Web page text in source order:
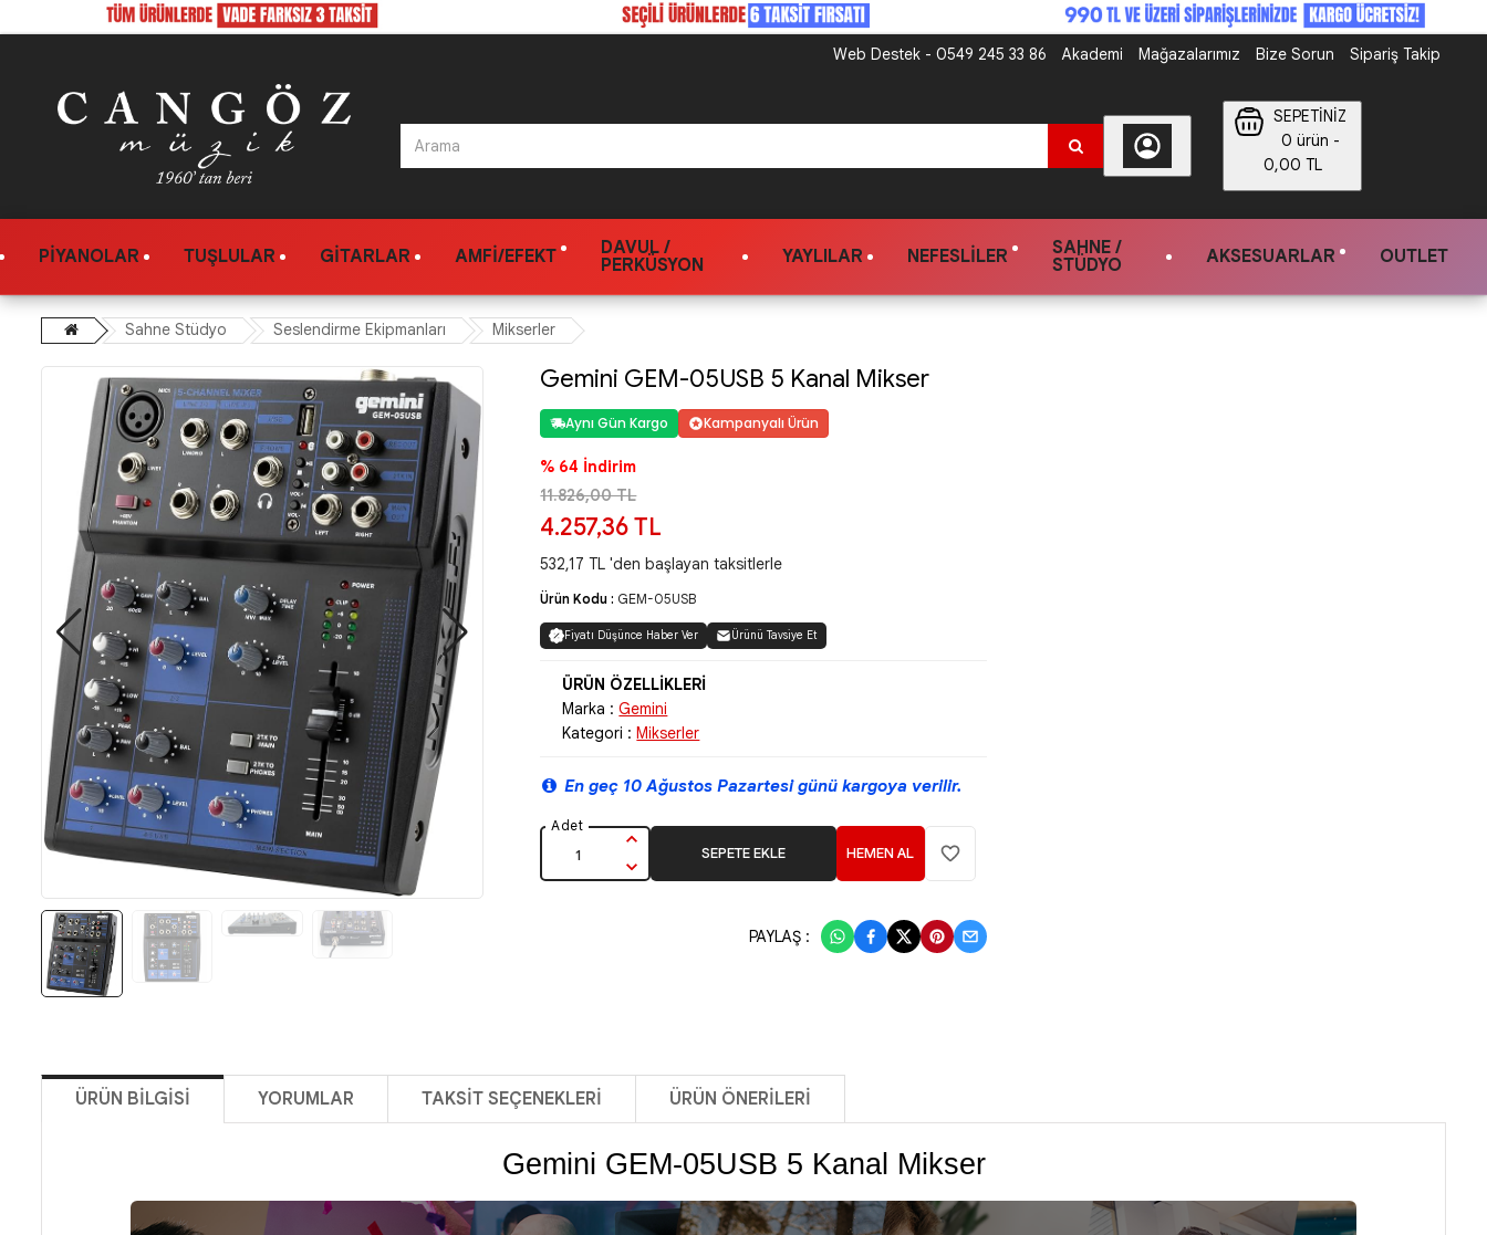
Web Destek - 0549 245 33 86 Akademi Mağazalarımız Bize Sorun Sipariş Takip
SEPETİNİZ
0 ürün -
0,00 TL
PIYANOLAR TUŞLULAR GITARLAR AMFI/EFEKT
DAVUL /
PERKÜSYON
YAYLILAR NEFESLILER
SAHNE /
STÜDYO
AKSESUARLAR OUTLET
Sahne Stüdyo Seslendirme Ekipmanları Mikserler
Gemini GEM-05USB 5 Kanal Mikser
Aynı Gün Kargo Kampanyalı Ürün
% 64 İndirim
11.826,00 TL
4.257,36 TL
532,17 TL 'den başlayan taksitlerle
Ürün Kodu : GEM-05USB
Fiyatı Düşünce Haber Ver Ürünü Tavsiye Et
Marka :Gemini
Kategori :Mikserler
En geç 10 Ağustos Pazartesi günü kargoya verilir.
SEPETE EKLE HEMEN AL
PAYLAŞ :
ÜRÜN BILGISI YORUMLAR TAKSIT SEÇENEKLERI ÜRÜN ÖNERILERI
Gemini GEM-05USB 5 Kanal Mikser